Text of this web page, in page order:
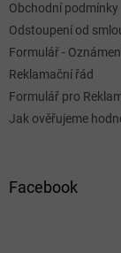
Obchodní podmínky
Odstoupení od
Formulář -
Reklamační řád
Formulář pro
Jak ověřujeme
Facebook